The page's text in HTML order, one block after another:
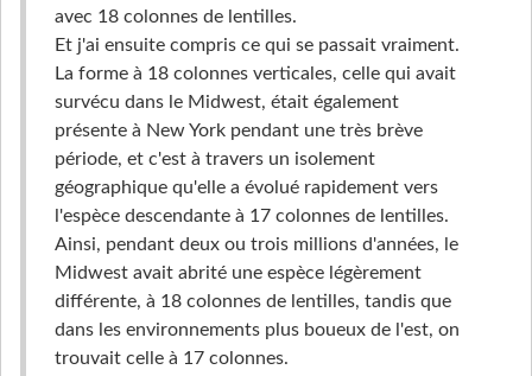
avec 18 colonnes de lentilles.
Et j'ai ensuite compris ce qui se passait vraiment.
La forme à 18 colonnes verticales, celle qui avait
survécu dans le Midwest, était également
présente à New York pendant une très brève
période, et c'est à travers un isolement
géographique qu'elle a évolué rapidement vers
l'espèce descendante à 17 colonnes de lentilles.
Ainsi, pendant deux ou trois millions d'années, le
Midwest avait abrité une espèce légèrement
différente, à 18 colonnes de lentilles, tandis que
dans les environnements plus boueux de l'est, on
trouvait celle à 17 colonnes.